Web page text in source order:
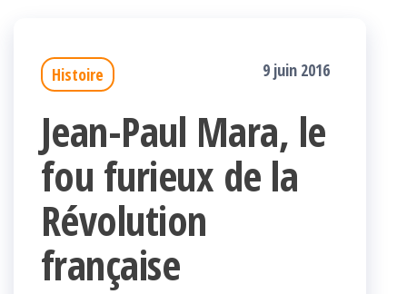
Histoire 9 juin 2016
Jean-Paul Mara, le
fou furieux de la
Révolution
française